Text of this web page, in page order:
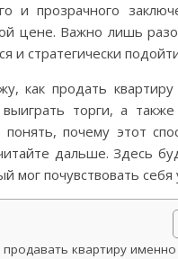
и прозрачного
цене. Важно лишь
и стратегически
как продать
торги, а
почему этот
дальше. Здесь
мог почувствовать
квартиру именно